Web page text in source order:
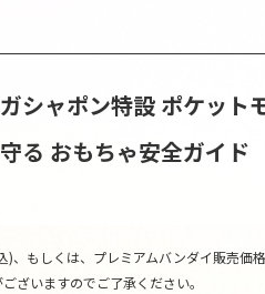
シャポン特設 ポケット
る おもちゃ安全ガイド
もしくは、プレミアムバンダイ販売価格
ざいますのでご了承ください。